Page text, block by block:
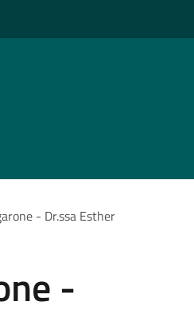
- Dr.ssa Esther
-